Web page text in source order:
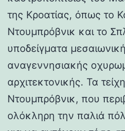
της Κροατίας, όπως το
Ντουμπρόβνικ και το
υποδείγματα
αναγεννησιακής
αρχιτεκτονικής. Τα
Ντουμπρόβνικ, που
ολόκληρη την παλιά